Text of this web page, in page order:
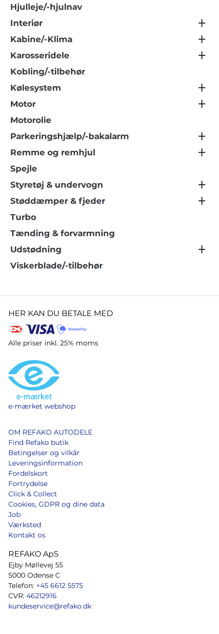
Hjulleje/-hjulnav
Interiør
Kabine/-Klima
Karosseridele
Kobling/-tilbehør
Kølesystem
Motor
Motorolie
Parkeringshjælp/-bakalarm
Remme og remhjul
Spejle
Styretøj & undervogn
Støddæmper & fjeder
Turbo
Tænding & forvarmning
Udstødning
Viskerblade/-tilbehør
HER KAN DU BETALE MED
Alle priser inkl. 25% moms
e-mærket webshop
OM REFAKO AUTODELE
Find Refako butik
Betingelser og vilkår
Leveringsinformation
Fordelskort
Fortrydelse
Click & Collect
Cookies, GDPR og dine data
Job
Værksted
Kontakt os
REFAKO ApS
Ejby Møllevej 55
5000 Odense C
Telefon: +45 6612 5575
CVR: 46212916
kundeservice@refako.dk